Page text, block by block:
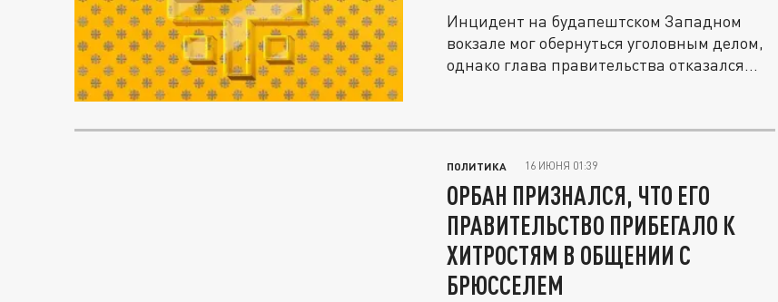
Инцидент на будапештском Западном
вокзале мог обернуться уголовным делом,
однако глава правительства отказался...
ПОЛИТИКА 16 ИЮНЯ 01:39
ОРБАН ПРИЗНАЛСЯ, ЧТО ЕГО
ПРАВИТЕЛЬСТВО ПРИБЕГАЛО К
ХИТРОСТЯМ В ОБЩЕНИИ С
БРЮССЕЛЕМ